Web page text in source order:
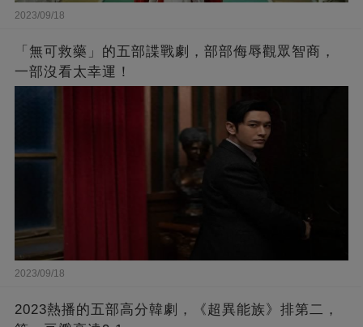
2023/09/18
「無可救藥」的五部諜戰劇，部部侮辱觀眾智商，
一部沒看太幸運！
2023/09/18
2023熱播的五部高分韓劇，《超異能族》排第二，